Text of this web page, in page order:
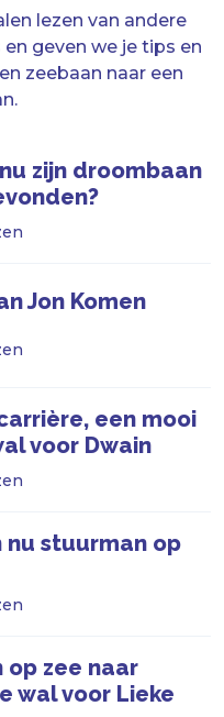
lezen van andere
geven we je tips en
zeebaan naar een
zijn droombaan
Jon Komen
een mooi
voor Dwain
nu stuurman op
op zee naar
wal voor Lieke